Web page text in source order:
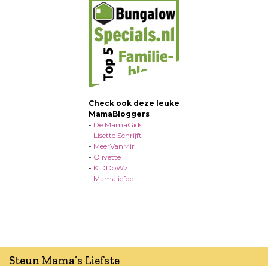
Check ook deze leuke
MamaBloggers
- De MamaGids
- Lisette Schrijft
- MeerVanMir
- Olivette
- KiDDoWz
- Mamaliefde
Steun Mama’s Liefste